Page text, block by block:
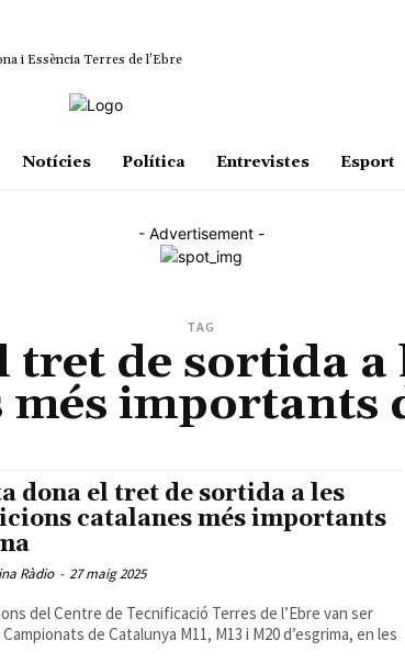
i Essència Terres de l’Ebre
Notícies Política Entrevistes Esport
- Advertisement -
TAG
tret de sortida a
més importants
dona el tret de sortida a les
catalanes més importants
Ràdio - 27 maig 2025
del Centre de Tecnificació Terres de l’Ebre van ser
de Catalunya M11, M13 i M20 d’esgrima, en les